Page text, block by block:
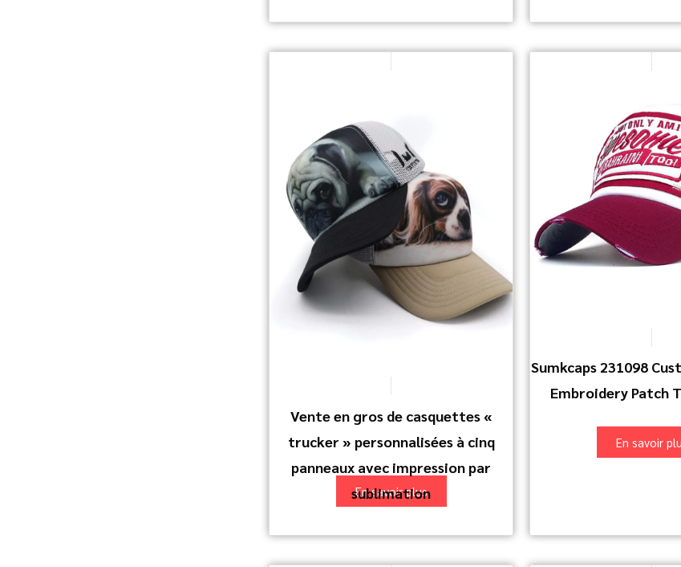
Vente en gros de casquettes «
trucker » personnalisées à cinq
panneaux avec impression par
sublimation
En savoir plus
Sumkcaps 231098
Embroidery Patch
En savoir